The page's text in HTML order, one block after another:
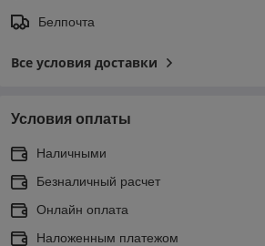
Белпочта
Все условия доставки
Условия оплаты
Наличными
Безналичный расчет
Онлайн оплата
Наложенным платежом